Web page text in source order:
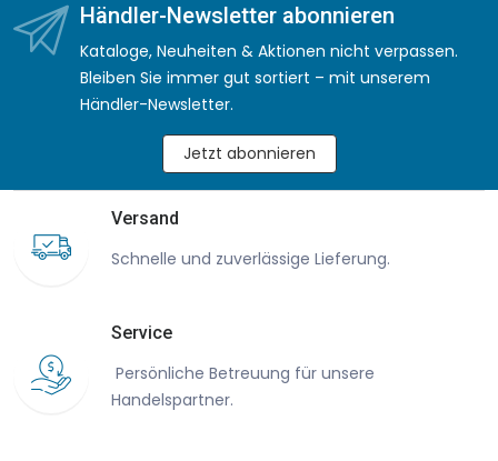
Händler-Newsletter abonnieren
Kataloge, Neuheiten & Aktionen nicht verpassen.
Bleiben Sie immer gut sortiert – mit unserem
Händler-Newsletter.
Jetzt abonnieren
Versand
Schnelle und zuverlässige Lieferung.
Service
Persönliche Betreuung für unsere
Handelspartner.